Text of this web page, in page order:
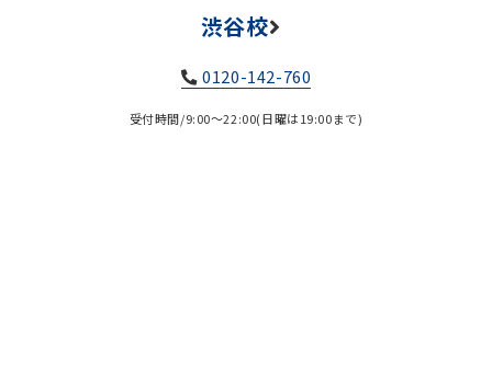
渋谷校
0120-142-760
受付時間/9:00～22:00(日曜は19:00まで)